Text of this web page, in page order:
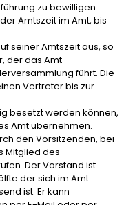
zu bewilligen.
Amtszeit im Amt, bis
seiner Amtszeit aus, so
der das Amt
führt. Die
Vertreter bis zur
besetzt werden können,
Amt übernehmen.
den Vorsitzenden, bei
Mitglied des
Der Vorstand ist
der sich im Amt
ist. Er kann